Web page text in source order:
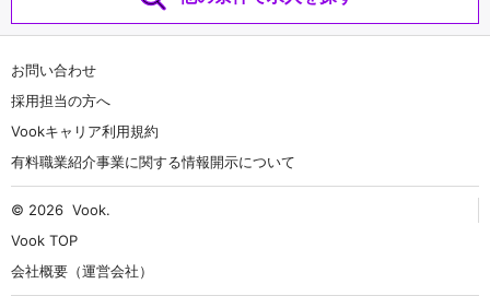
お問い合わせ
採用担当の方へ
Vookキャリア利用規約
有料職業紹介事業に関する情報開示について
© 2026 Vook.
Vook TOP
会社概要（運営会社）